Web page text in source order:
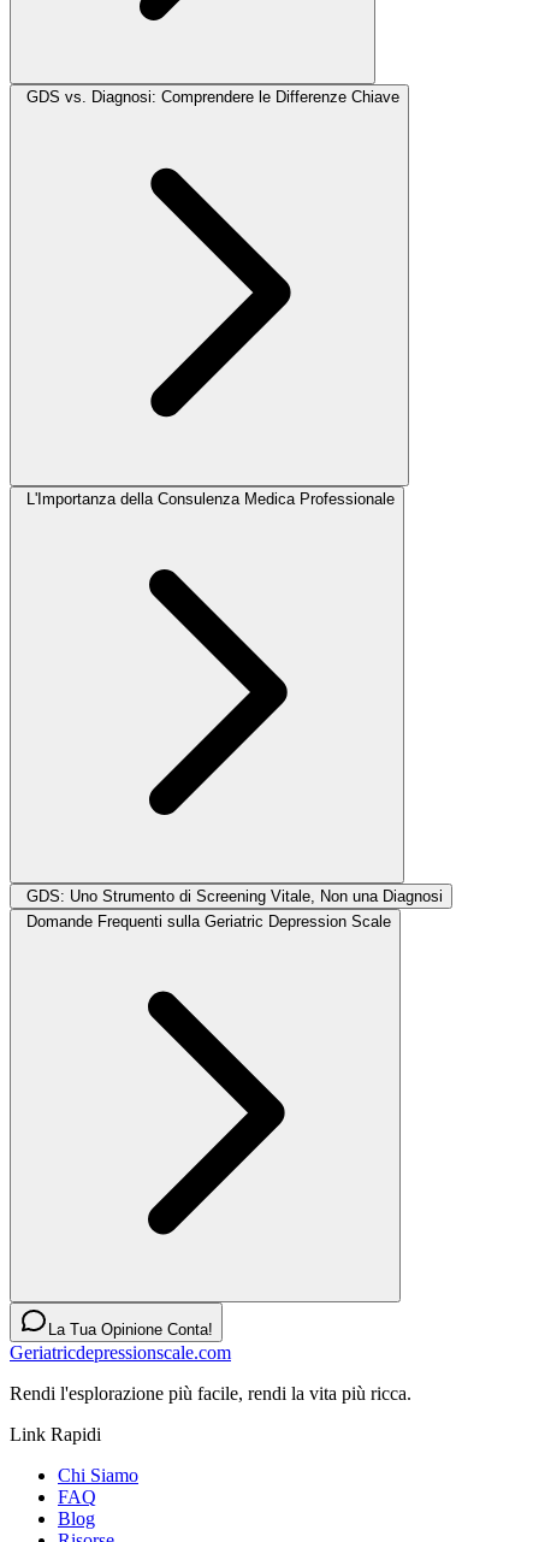
GDS vs. Diagnosi: Comprendere le Differenze Chiave
L'Importanza della Consulenza Medica Professionale
GDS: Uno Strumento di Screening Vitale, Non una Diagnosi
Domande Frequenti sulla Geriatric Depression Scale
La Tua Opinione Conta!
Geriatricdepressionscale.com
Rendi l'esplorazione più facile, rendi la vita più ricca.
Link Rapidi
Chi Siamo
FAQ
Blog